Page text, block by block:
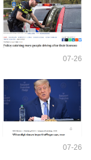
07-26
07-26